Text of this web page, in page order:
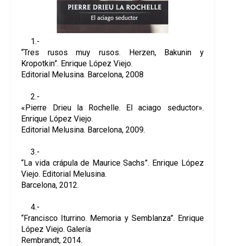
1.-
“Tres rusos muy rusos. Herzen, Bakunin y
Kropotkin”. Enrique López Viejo.
Editorial Melusina. Barcelona, 2008
2.-
«Pierre Drieu la Rochelle. El aciago seductor».
Enrique López Viejo.
Editorial Melusina. Barcelona, 2009.
3.-
“La vida crápula de Maurice Sachs”. Enrique López
Viejo. Editorial Melusina.
Barcelona, 2012.
4.-
“Francisco Iturrino. Memoria y Semblanza”. Enrique
López Viejo. Galería
Rembrandt, 2014.